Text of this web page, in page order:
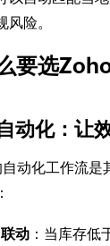
险。
要选
动化：让
动化工作流是
动 ：当库存低